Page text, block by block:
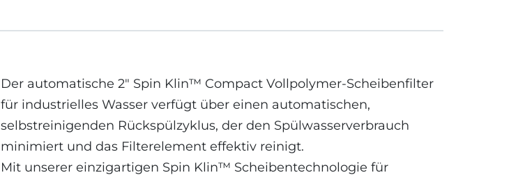
Der automatische 2″ Spin Klin™ Compact Vollpolymer-Scheibenfilter
für industrielles Wasser verfügt über einen automatischen,
selbstreinigenden Rückspülzyklus, der den Spülwasserverbrauch
minimiert und das Filterelement effektiv reinigt.
Mit unserer einzigartigen Spin Klin™ Scheibentechnologie für